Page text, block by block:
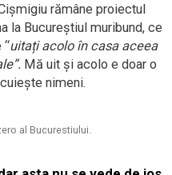
rămâne proiectul
la Bucureștiul muribund, ce
“uitați acolo în casa aceea
Mă uit și acolo e doar o
nimeni.
al Bucurestiului.